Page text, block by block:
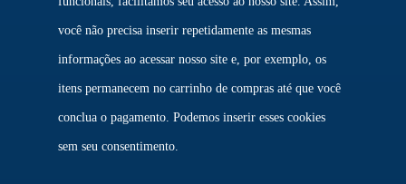
você não precisa inserir repetidamente as mesmas
informações ao acessar nosso site e, por exemplo, os
itens permanecem no carrinho de compras até que você
conclua o pagamento. Podemos inserir esses cookies
sem seu consentimento.